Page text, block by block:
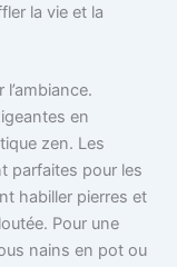
la vie et la
en
zen. Les
parfaites pour les
habiller pierres et
Pour une
nains en pot ou